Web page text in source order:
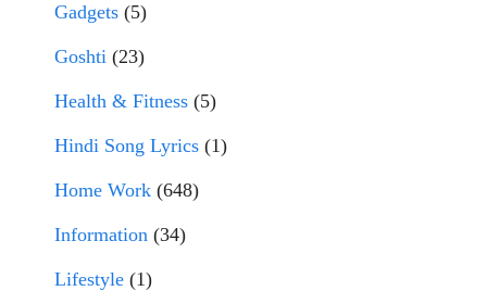
Gadgets (5)
Goshti (23)
Health & Fitness (5)
Hindi Song Lyrics (1)
Home Work (648)
Information (34)
Lifestyle (1)